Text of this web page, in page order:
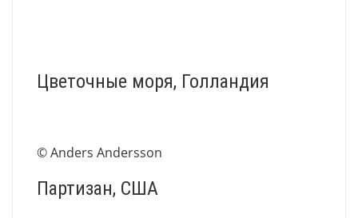
Цветочные моря, Голландия
© Anders Andersson
Партизан, США